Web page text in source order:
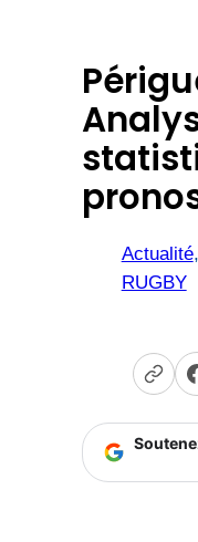
Actualité,
RUGBY